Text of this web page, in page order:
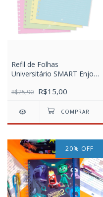
Refil de Folhas
Universitário SMART Enjoy
com 48 Folhas
R$25,90 R$15,00
20% OFF